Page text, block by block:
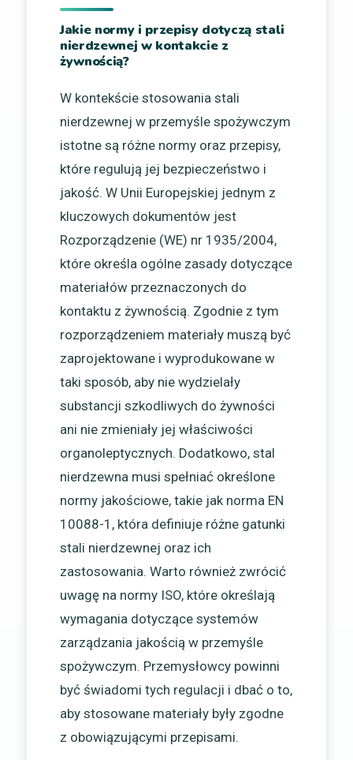
Jakie normy i przepisy dotyczą stali
nierdzewnej w kontakcie z
żywnością?
W kontekście stosowania stali
nierdzewnej w przemyśle spożywczym
istotne są różne normy oraz przepisy,
które regulują jej bezpieczeństwo i
jakość. W Unii Europejskiej jednym z
kluczowych dokumentów jest
Rozporządzenie (WE) nr 1935/2004,
które określa ogólne zasady dotyczące
materiałów przeznaczonych do
kontaktu z żywnością. Zgodnie z tym
rozporządzeniem materiały muszą być
zaprojektowane i wyprodukowane w
taki sposób, aby nie wydzielały
substancji szkodliwych do żywności
ani nie zmieniały jej właściwości
organoleptycznych. Dodatkowo, stal
nierdzewna musi spełniać określone
normy jakościowe, takie jak norma EN
10088-1, która definiuje różne gatunki
stali nierdzewnej oraz ich
zastosowania. Warto również zwrócić
uwagę na normy ISO, które określają
wymagania dotyczące systemów
zarządzania jakością w przemyśle
spożywczym. Przemysłowcy powinni
być świadomi tych regulacji i dbać o to,
aby stosowane materiały były zgodne
z obowiązującymi przepisami.